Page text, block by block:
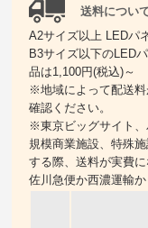
送料につい
A2サイズ以上 LEDパ
B3サイズ以下のLED
品は1,100円(税込)～
※地域によって配送
確認ください。
※東京ビッグサイト
規模商業施設、特殊
する際、送料が実費
佐川急便か西濃運輸か